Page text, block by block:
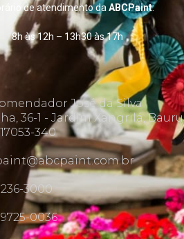
de atendimento da ABCPaint:
8h às 12h – 13h30 às 17h
José da Silva
36-1 - Jardim Xangrilá, Bauru
340
3000
0036